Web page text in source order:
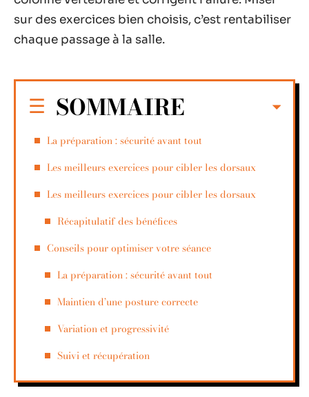
sur des exercices bien choisis, c’est rentabiliser
chaque passage à la salle.
SOMMAIRE
La préparation : sécurité avant tout
Les meilleurs exercices pour cibler les dorsaux
Les meilleurs exercices pour cibler les dorsaux
Récapitulatif des bénéfices
Conseils pour optimiser votre séance
La préparation : sécurité avant tout
Maintien d’une posture correcte
Variation et progressivité
Suivi et récupération